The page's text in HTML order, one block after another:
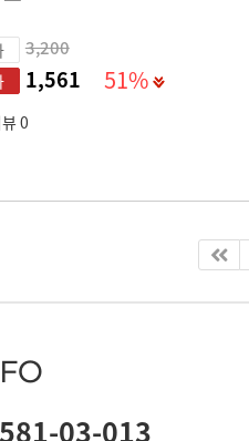
3,200
1,561 51%
0
03-013